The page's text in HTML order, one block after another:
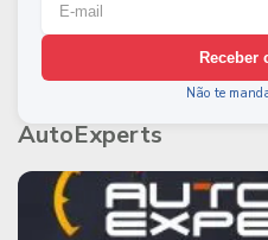
Receber
Não te
AutoExperts